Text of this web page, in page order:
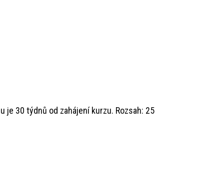
30 týdnů od zahájení kurzu. Rozsah: 25